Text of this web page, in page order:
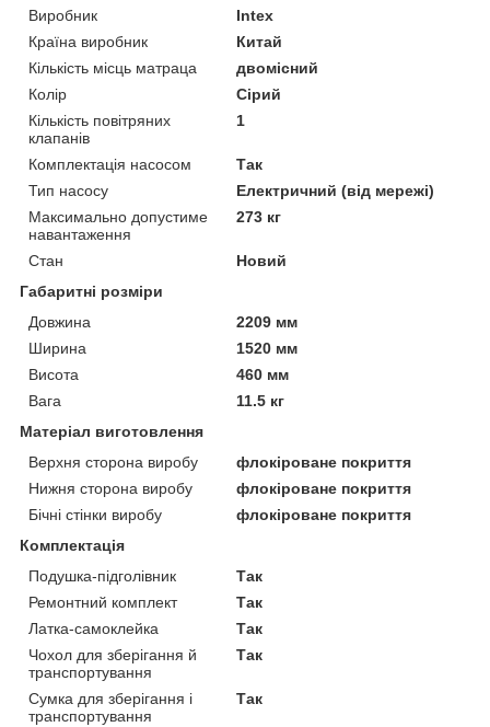
Виробник
Intex
Країна виробник
Китай
Кількість місць матраца
двомісний
Колір
Сірий
Кількість повітряних
клапанів
1
Комплектація насосом
Так
Тип насосу
Електричний (від мережі)
Максимально допустиме
навантаження
273 кг
Стан
Новий
Габаритні розміри
Довжина
2209 мм
Ширина
1520 мм
Висота
460 мм
Вага
11.5 кг
Матеріал виготовлення
Верхня сторона виробу
флокіроване покриття
Нижня сторона виробу
флокіроване покриття
Бічні стінки виробу
флокіроване покриття
Комплектація
Подушка-підголівник
Так
Ремонтний комплект
Так
Латка-самоклейка
Так
Чохол для зберігання й
транспортування
Так
Сумка для зберігання і
транспортування
Так